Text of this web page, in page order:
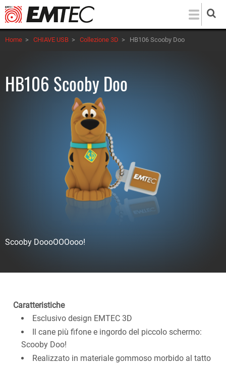
Salta
al
contenuto
principale
Home > CHIAVE USB > Collezione 3D > HB106 Scooby Doo
HB106 Scooby Doo
Scooby DoooOOOooo!
Caratteristiche
Esclusivo design EMTEC 3D
Il cane più fifone e ingordo del piccolo schermo:
Scooby Doo!
Realizzato in materiale gommoso morbido al tatto